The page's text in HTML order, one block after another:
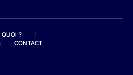
QUOI ?
/
/ CONTACT